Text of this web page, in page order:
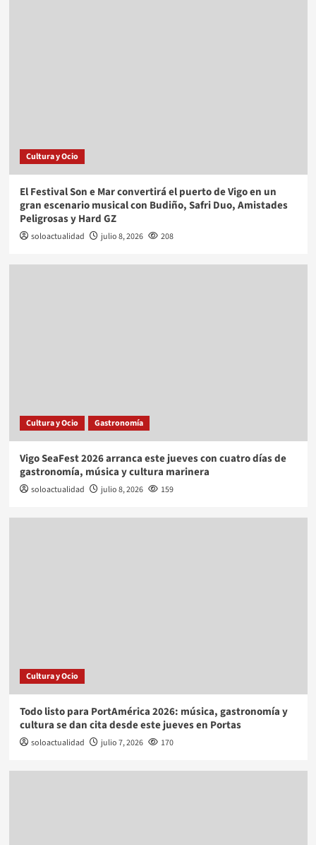
Cultura y Ocio
El Festival Son e Mar convertirá el puerto de Vigo en un
gran escenario musical con Budiño, Safri Duo, Amistades
Peligrosas y Hard GZ
soloactualidad julio 8, 2026 208
Cultura y Ocio Gastronomía
Vigo SeaFest 2026 arranca este jueves con cuatro días de
gastronomía, música y cultura marinera
soloactualidad julio 8, 2026 159
Cultura y Ocio
Todo listo para PortAmérica 2026: música, gastronomía y
cultura se dan cita desde este jueves en Portas
soloactualidad julio 7, 2026 170